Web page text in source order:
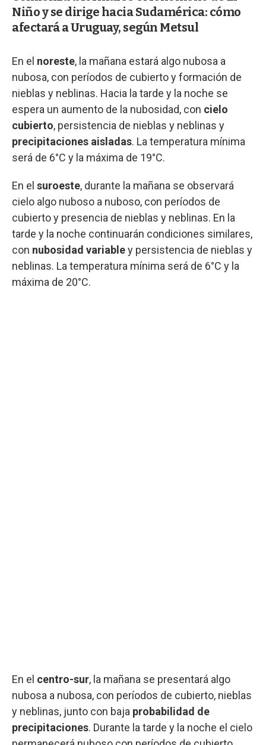
Niño y se dirige hacia Sudamérica: cómo
afectará a Uruguay, según Metsul
En el noreste, la mañana estará algo nubosa a
nubosa, con períodos de cubierto y formación de
nieblas y neblinas. Hacia la tarde y la noche se
espera un aumento de la nubosidad, con cielo
cubierto, persistencia de nieblas y neblinas y
precipitaciones aisladas. La temperatura mínima
será de 6°C y la máxima de 19°C.
En el suroeste, durante la mañana se observará
cielo algo nuboso a nuboso, con períodos de
cubierto y presencia de nieblas y neblinas. En la
tarde y la noche continuarán condiciones similares,
con nubosidad variabley persistencia de nieblas y
neblinas. La temperatura mínima será de 6°C y la
máxima de 20°C.
En el centro-sur, la mañana se presentará algo
nubosa a nubosa, con períodos de cubierto, nieblas
y neblinas, junto con baja probabilidad de
precipitaciones. Durante la tarde y la noche el cielo